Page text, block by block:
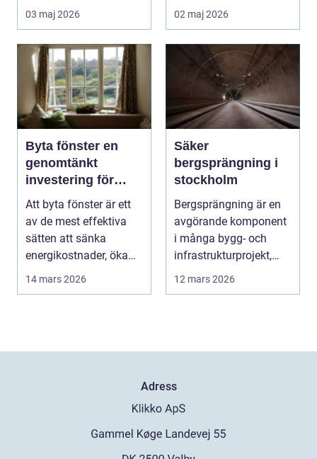
eller fastigh...
03 maj 2026
hur de kan m...
02 maj 2026
Byta fönster en
genomtänkt
investering för
hem och plånbok
Att byta fönster är ett
av de mest effektiva
sätten att sänka
energikostnader, öka
boendekomfort och...
14 mars 2026
Säker
bergsprängning i
stockholm
Bergsprängning är en
avgörande komponent
i många bygg- och
infrastrukturprojekt,
särskilt i stadsomr...
12 mars 2026
Adress